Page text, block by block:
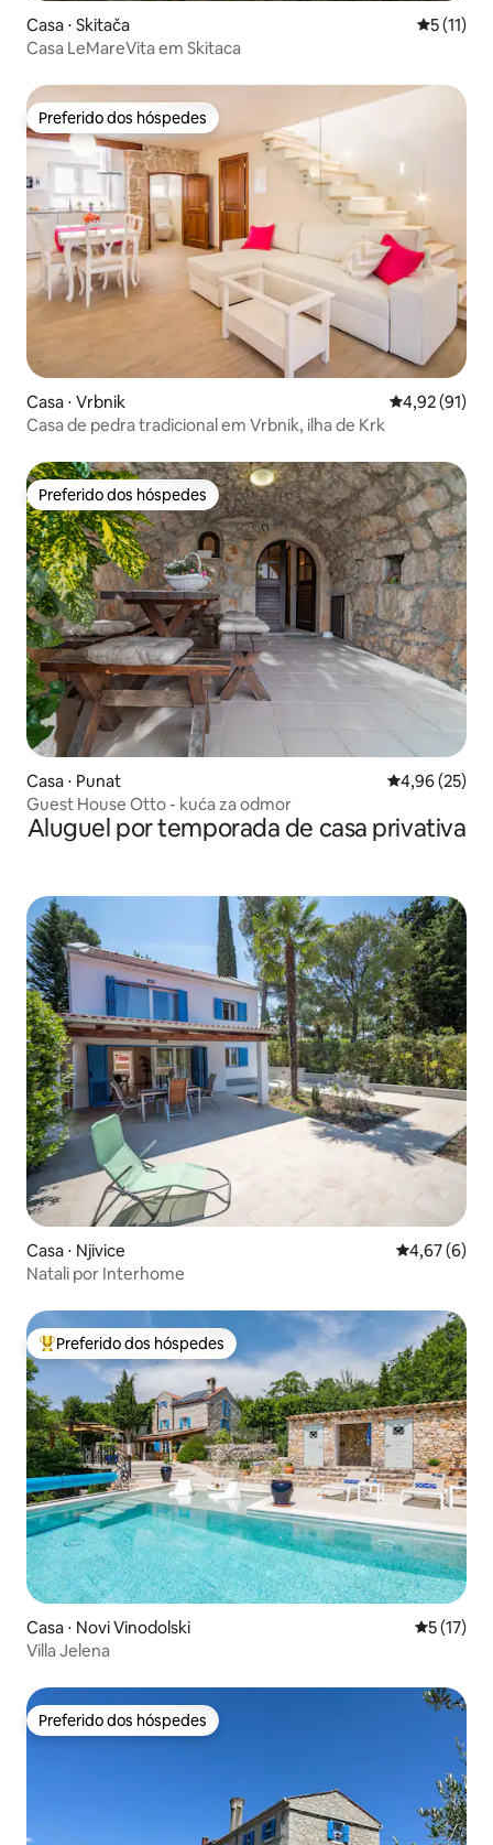
Casa ⋅ Skitača 5 de uma
5 (11)
Casa LeMareVita em Skitaca
Preferido dos hóspedes
Preferido dos hóspedes
Casa ⋅ Vrbnik 4,92 de uma
4,92 (91)
Casa de pedra tradicional em Vrbnik, ilha de Krk
Preferido dos hóspedes
Preferido dos hóspedes
Casa ⋅ Punat 4,96 de uma
4,96 (25)
Guest House Otto - kuća za odmor
Aluguel por temporada de casa privativa
Casa ⋅ Njivice 4,67 de uma
4,67 (6)
Natali por Interhome
Entre os melhores preferidos dos hóspedes
Preferido dos hóspedes
Casa ⋅ Novi Vinodolski 5 de uma
5 (17)
Villa Jelena
Preferido dos hóspedes
Preferido dos hóspedes